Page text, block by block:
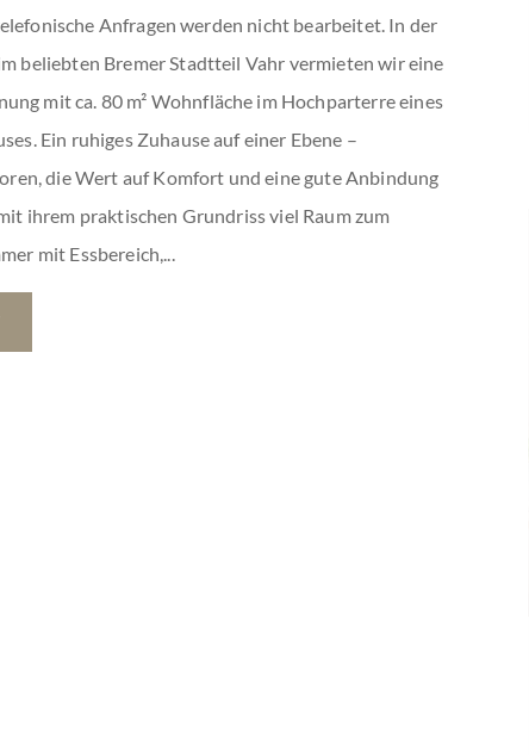
Anfragen werden nicht bearbeitet. In der
beliebten Bremer Stadtteil Vahr vermieten wir eine
mit ca. 80 m² Wohnfläche im Hochparterre eines
Ein ruhiges Zuhause auf einer Ebene –
die Wert auf Komfort und eine gute Anbindung
ihrem praktischen Grundriss viel Raum zum
mit Essbereich,...